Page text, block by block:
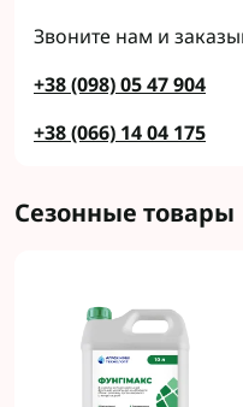
Звоните нам и
+38 (098) 05 47 904
+38 (066) 14 04 175
Сезонные товары